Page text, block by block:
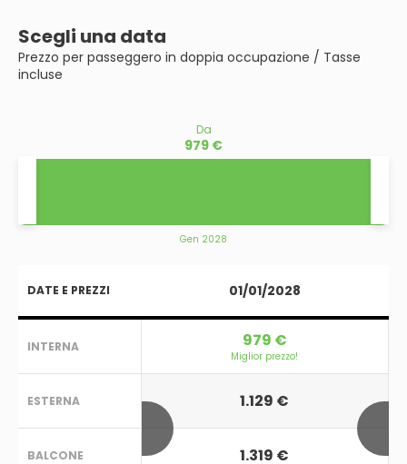
Scegli una data
Prezzo per passeggero in doppia occupazione / Tasse
incluse
Da
979 €
Gen 2028
DATE E PREZZI
INTERNA
ESTERNA
BALCONE
01/01/2028
979 €
Miglior prezzo!
1.129 €
1.319 €